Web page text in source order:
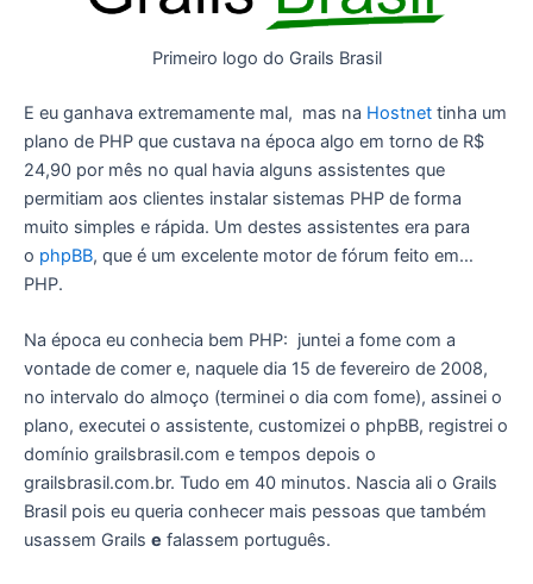
Primeiro logo do Grails Brasil
E eu ganhava extremamente mal, mas na Hostnet tinha um
plano de PHP que custava na época algo em torno de R$
24,90 por mês no qual havia alguns assistentes que
permitiam aos clientes instalar sistemas PHP de forma
muito simples e rápida. Um destes assistentes era para
o phpBB, que é um excelente motor de fórum feito em…
PHP.
Na época eu conhecia bem PHP: juntei a fome com a
vontade de comer e, naquele dia 15 de fevereiro de 2008,
no intervalo do almoço (terminei o dia com fome), assinei o
plano, executei o assistente, customizei o phpBB, registrei o
domínio grailsbrasil.com e tempos depois o
grailsbrasil.com.br. Tudo em 40 minutos. Nascia ali o Grails
Brasil pois eu queria conhecer mais pessoas que também
usassem Grails e falassem português.